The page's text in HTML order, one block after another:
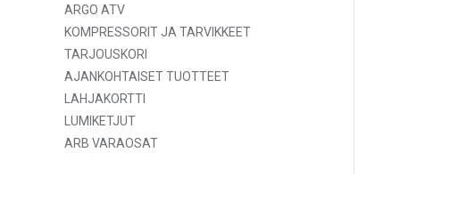
ARGO ATV
KOMPRESSORIT JA TARVIKKEET
TARJOUSKORI
AJANKOHTAISET TUOTTEET
LAHJAKORTTI
LUMIKETJUT
ARB VARAOSAT